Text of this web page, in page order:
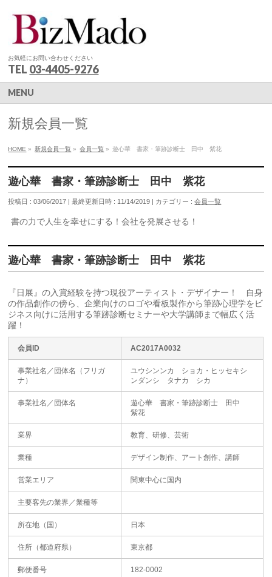
お気軽にお問い合わせください
TEL 03-4405-9276
MENU
新規会員一覧
HOME » 新規会員一覧 » 会員一覧 » 遊心華 書家・筆跡診断士 田中 紫花
遊心華 書家・筆跡診断士 田中 紫花
投稿日 : 03/06/2017 最終更新日時 : 11/14/2019 カテゴリー :会員一覧
書の力で人生を幸せにする！会社を発展させる！
遊心華 書家・筆跡診断士 田中 紫花
『日展』の入賞経験を持つ現役アーティスト・デザイナー！ 自身
の作品創作の傍ら、企業向けのロゴや看板製作から筆跡心理学をビ
ジネス向けに活用する筆跡診断セミナーや大学講師まで幅広く活
躍！
会員ID AC2017A0032
事業社名／団体名（フリガ
ナ）
ユウシンンカ ショカ・ヒッセキシ
ンダンシ タナカ シカ
事業社名／団体名
遊心華 書家・筆跡診断士 田中
紫花
業界 教育、研修、芸術
業種 デザイン制作、アート創作、講師
営業エリア 関東中心に国内
主要客先の業界／業種等
所在地（国） 日本
住所（都道府県） 東京都
郵便番号 182-0002